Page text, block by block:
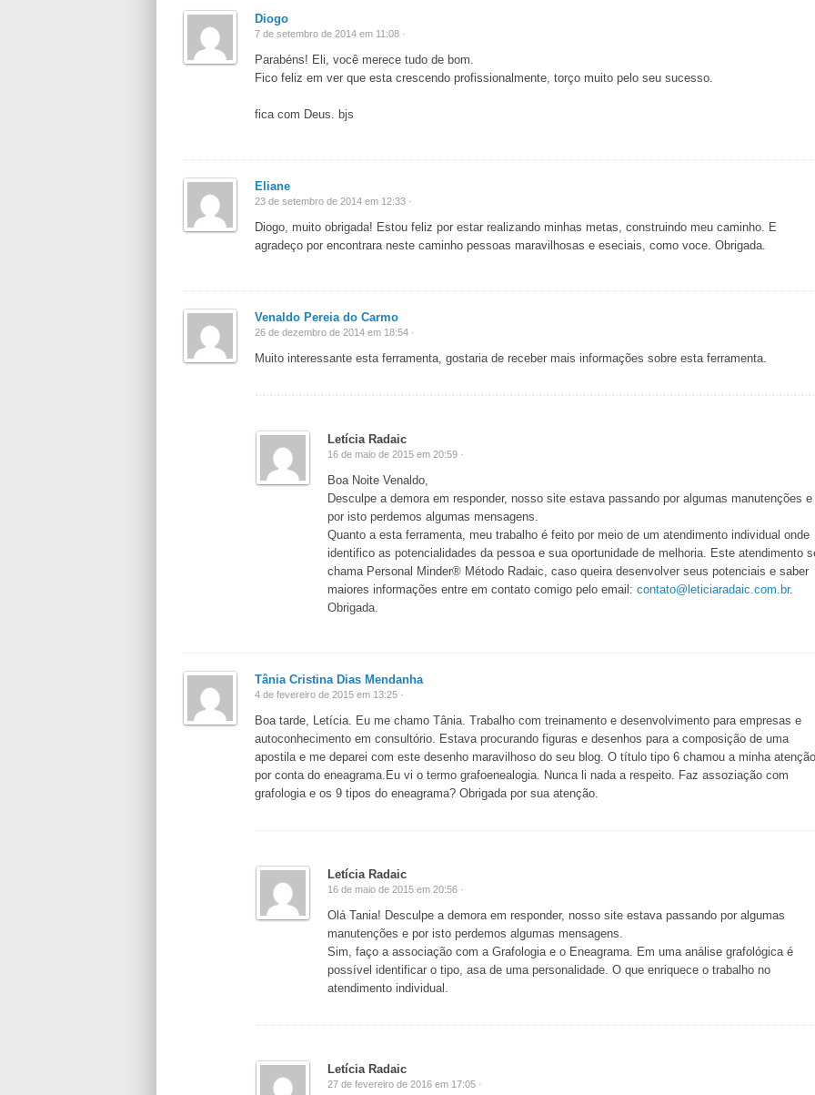
Diogo
7 de setembro de 2014 em 11:08 ·
Parabéns! Eli, você merece tudo de bom.
Fico feliz em ver que esta crescendo profissionalmente, torço muito pelo seu sucesso.
fica com Deus. bjs
Eliane
23 de setembro de 2014 em 12:33 ·
Diogo, muito obrigada! Estou feliz por estar realizando minhas metas, construindo meu caminho. E
agradeço por encontrara neste caminho pessoas maravilhosas e eseciais, como voce. Obrigada.
Venaldo Pereia do Carmo
26 de dezembro de 2014 em 18:54 ·
Muito interessante esta ferramenta, gostaria de receber mais informações sobre esta ferramenta.
Letícia Radaic
16 de maio de 2015 em 20:59 ·
Boa Noite Venaldo,
Desculpe a demora em responder, nosso site estava passando por algumas manutenções e
por isto perdemos algumas mensagens.
Quanto a esta ferramenta, meu trabalho é feito por meio de um atendimento individual onde
identifico as potencialidades da pessoa e sua oportunidade de melhoria. Este atendimento
chama Personal Minder® Método Radaic, caso queira desenvolver seus potenciais e saber
maiores informações entre em contato comigo pelo email: contato@leticiaradaic.com.br.
Obrigada.
Tânia Cristina Dias Mendanha
4 de fevereiro de 2015 em 13:25 ·
Boa tarde, Letícia. Eu me chamo Tânia. Trabalho com treinamento e desenvolvimento para empresas e
autoconhecimento em consultório. Estava procurando figuras e desenhos para a composição de uma
apostila e me deparei com este desenho maravilhoso do seu blog. O título tipo 6 chamou a minha atenção
por conta do eneagrama.Eu vi o termo grafoenealogia. Nunca li nada a respeito. Faz assoziação com
grafologia e os 9 tipos do eneagrama? Obrigada por sua atenção.
Letícia Radaic
16 de maio de 2015 em 20:56 ·
Olá Tania! Desculpe a demora em responder, nosso site estava passando por algumas
manutenções e por isto perdemos algumas mensagens.
Sim, faço a associação com a Grafologia e o Eneagrama. Em uma análise grafológica é
possível identificar o tipo, asa de uma personalidade. O que enriquece o trabalho no
atendimento individual.
Letícia Radaic
27 de fevereiro de 2016 em 17:05 ·